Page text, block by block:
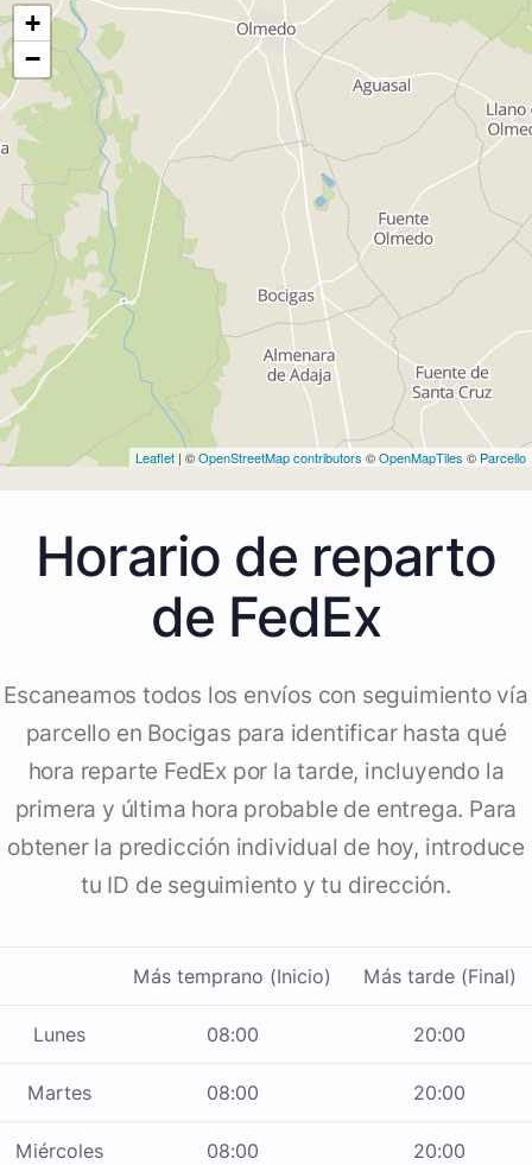
+
−
Leaflet | ©OpenStreetMap contributors ©OpenMapTiles © Parcello
Horario de reparto
de FedEx
Escaneamos todos los envíos con seguimiento vía
parcello en Bocigas para identificar hasta qué
hora reparte FedEx por la tarde, incluyendo la
primera y última hora probable de entrega. Para
obtener la predicción individual de hoy, introduce
tu ID de seguimiento y tu dirección.
Más temprano (Inicio) Más tarde (Final)
Lunes 08:00 20:00
Martes 08:00 20:00
Miércoles 08:00 20:00